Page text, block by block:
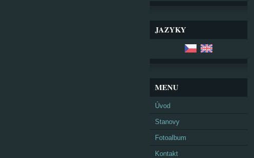
JAZYKY
MENU
Úvod
Stanovy
Fotoalbum
Kontakt